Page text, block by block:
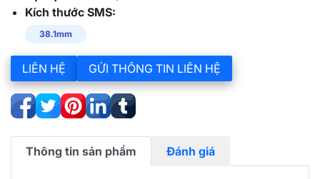
Kích thước SMS:
38.1mm
LIÊN HỆ GỬI THÔNG TIN LIÊN HỆ
Thông tin sản phẩm Đánh giá